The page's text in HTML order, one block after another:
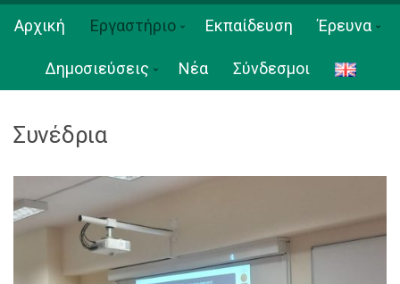
Αρχική Εργαστήριο Εκπαίδευση Έρευνα
Δημοσιεύσεις Νέα Σύνδεσμοι
Συνέδρια